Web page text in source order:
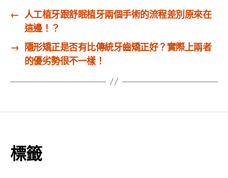
← 人工植牙跟舒眠植牙兩個手術的流程差別原來在
這邊！？
→ 隱形矯正是否有比傳統牙齒矯正好？實際上兩者
的優劣勢很不一樣！
標籤